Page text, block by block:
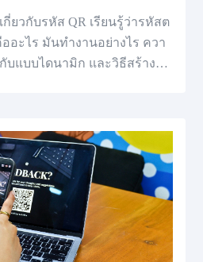
วกับรหัส QR เรียนรู้ว่ารหัสต
อะไร มันทำงานอย่างไร ควา
บแบบไดนามิก และวิธีสร้างขอ